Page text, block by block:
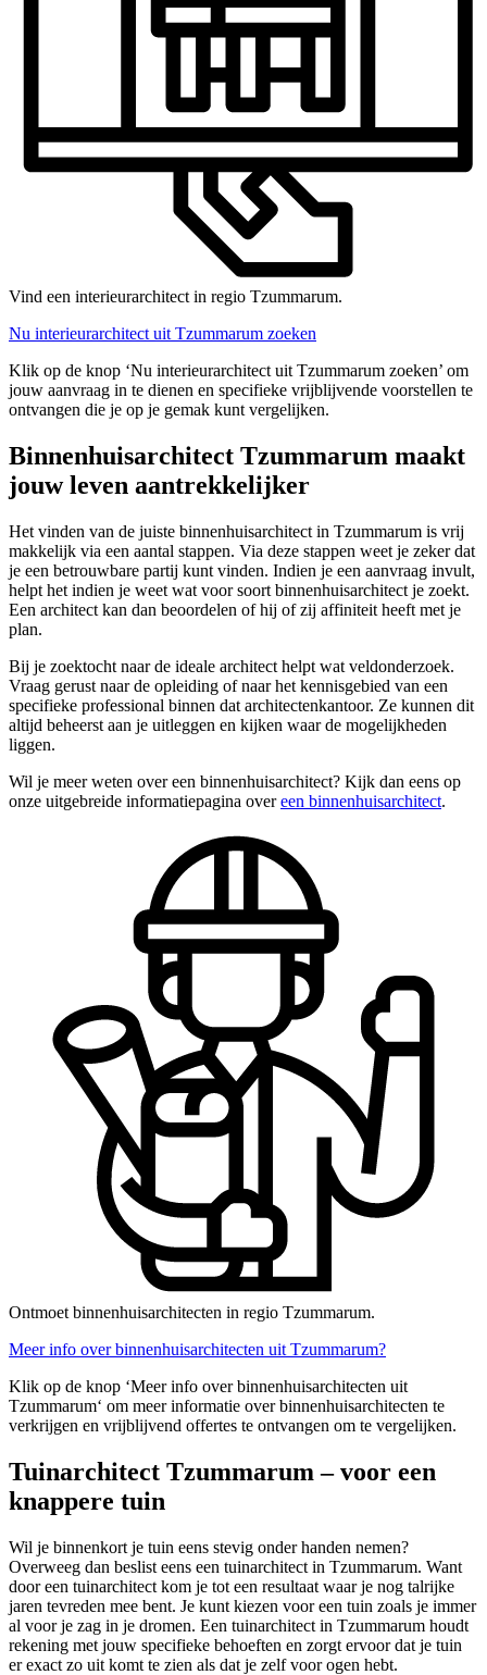
Vind een interieurarchitect in regio Tzummarum.
Nu interieurarchitect uit Tzummarum zoeken
Klik op de knop ‘Nu interieurarchitect uit Tzummarum zoeken’ om
jouw aanvraag in te dienen en specifieke vrijblijvende voorstellen te
ontvangen die je op je gemak kunt vergelijken.
Binnenhuisarchitect Tzummarum maakt
jouw leven aantrekkelijker
Het vinden van de juiste binnenhuisarchitect in Tzummarum is vrij
makkelijk via een aantal stappen. Via deze stappen weet je zeker dat
je een betrouwbare partij kunt vinden. Indien je een aanvraag invult,
helpt het indien je weet wat voor soort binnenhuisarchitect je zoekt.
Een architect kan dan beoordelen of hij of zij affiniteit heeft met je
plan.
Bij je zoektocht naar de ideale architect helpt wat veldonderzoek.
Vraag gerust naar de opleiding of naar het kennisgebied van een
specifieke professional binnen dat architectenkantoor. Ze kunnen dit
altijd beheerst aan je uitleggen en kijken waar de mogelijkheden
liggen.
Wil je meer weten over een binnenhuisarchitect? Kijk dan eens op
onze uitgebreide informatiepagina overeen binnenhuisarchitect.
Ontmoet binnenhuisarchitecten in regio Tzummarum.
Meer info over binnenhuisarchitecten uit Tzummarum?
Klik op de knop ‘Meer info over binnenhuisarchitecten uit
Tzummarum‘ om meer informatie over binnenhuisarchitecten te
verkrijgen en vrijblijvend offertes te ontvangen om te vergelijken.
Tuinarchitect Tzummarum – voor een
knappere tuin
Wil je binnenkort je tuin eens stevig onder handen nemen?
Overweeg dan beslist eens een tuinarchitect in Tzummarum. Want
door een tuinarchitect kom je tot een resultaat waar je nog talrijke
jaren tevreden mee bent. Je kunt kiezen voor een tuin zoals je immer
al voor je zag in je dromen. Een tuinarchitect in Tzummarum houdt
rekening met jouw specifieke behoeften en zorgt ervoor dat je tuin
er exact zo uit komt te zien als dat je zelf voor ogen hebt.